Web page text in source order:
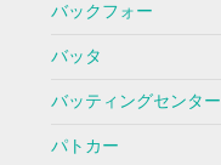
バックフォー
バッタ
バッティングセンター
パトカー